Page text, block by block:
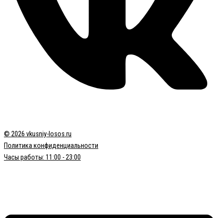
© 2026 vkusniy-losos.ru
Политика конфиденциальности
Часы работы: 11:00 - 23:00